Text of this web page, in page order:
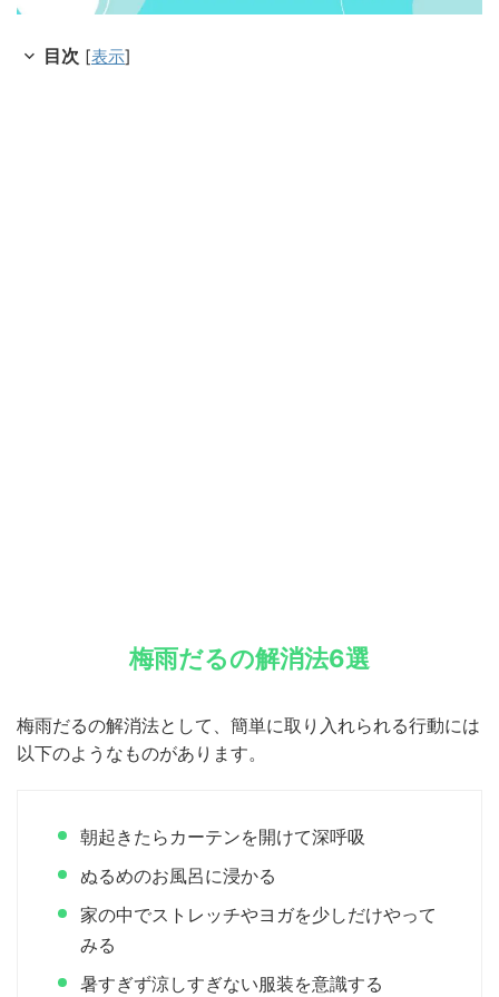
目次 [表示]
梅雨だるの解消法6選
梅雨だるの解消法として、簡単に取り入れられる行動には
以下のようなものがあります。
朝起きたらカーテンを開けて深呼吸
ぬるめのお風呂に浸かる
家の中でストレッチやヨガを少しだけやって
みる
暑すぎず涼しすぎない服装を意識する